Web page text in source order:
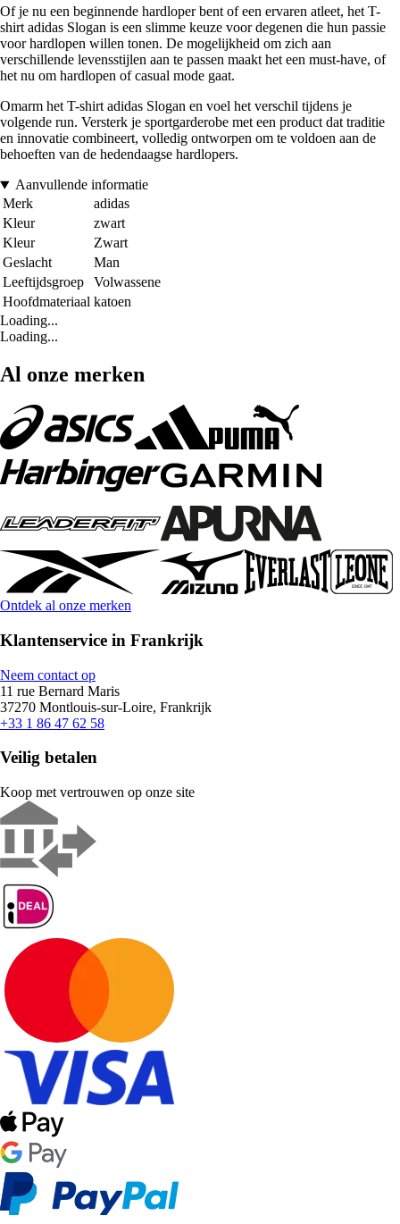
Of je nu een beginnende hardloper bent of een ervaren atleet, het T-
shirt adidas Slogan is een slimme keuze voor degenen die hun passie
voor hardlopen willen tonen. De mogelijkheid om zich aan
verschillende levensstijlen aan te passen maakt het een must-have, of
het nu om hardlopen of casual mode gaat.
Omarm het T-shirt adidas Slogan en voel het verschil tijdens je
volgende run. Versterk je sportgarderobe met een product dat traditie
en innovatie combineert, volledig ontworpen om te voldoen aan de
behoeften van de hedendaagse hardlopers.
Aanvullende informatie
Merk
adidas
Kleur
zwart
Kleur
Zwart
Geslacht
Man
Leeftijdsgroep
Volwassene
Hoofdmateriaal katoen
Loading...
Loading...
Al onze merken
Ontdek al onze merken
Klantenservice in Frankrijk
Neem contact op
11 rue Bernard Maris
37270 Montlouis-sur-Loire, Frankrijk
+33 1 86 47 62 58
Veilig betalen
Koop met vertrouwen op onze site